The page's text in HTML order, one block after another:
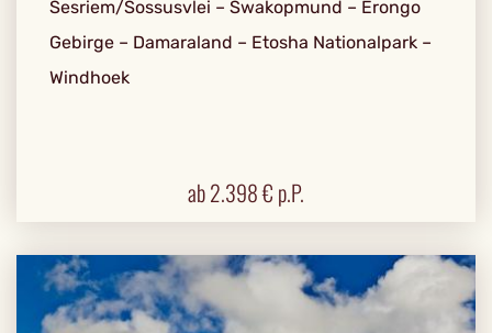
Sesriem/Sossusvlei – Swakopmund – Erongo
Gebirge – Damaraland – Etosha Nationalpark –
Windhoek
ab2.398€ p.P.